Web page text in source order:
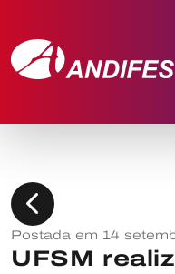
chevron_left
Postada em 14
UFSM